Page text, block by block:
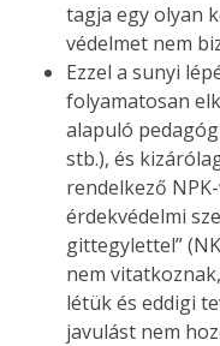
tagja egy olyan
védelmet nem
Ezzel a sunyi
folyamatosan
alapuló
stb.), és
rendelkező
érdekvédelmi
gittegylettel”
nem
létük és eddigi
javulást nem